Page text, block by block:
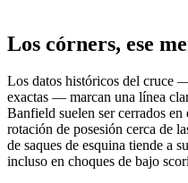
Los córners, ese
Los datos históricos del cruce
exactas — marcan una línea
Banfield suelen ser cerrados
rotación de posesión cerca de
de saques de esquina tiende a
incluso en choques de bajo